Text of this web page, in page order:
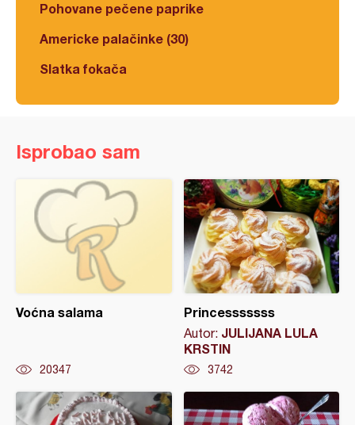
Pohovane pečene paprike
Americke palačinke (30)
Slatka fokača
Isprobao sam
Voćna salama
20347
Princesssssss
Autor: JULIJANA LULA
KRSTIN
3742